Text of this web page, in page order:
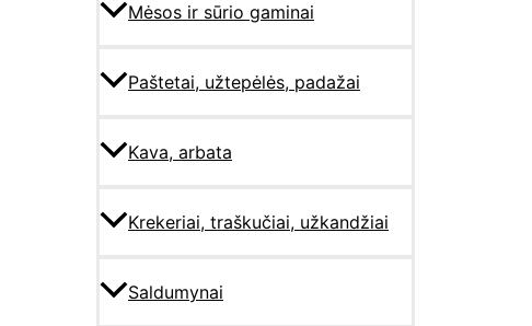
Mėsos ir sūrio gaminai
Paštetai, užtepėlės, padažai
Kava, arbata
Krekeriai, traškučiai, užkandžiai
Saldumynai